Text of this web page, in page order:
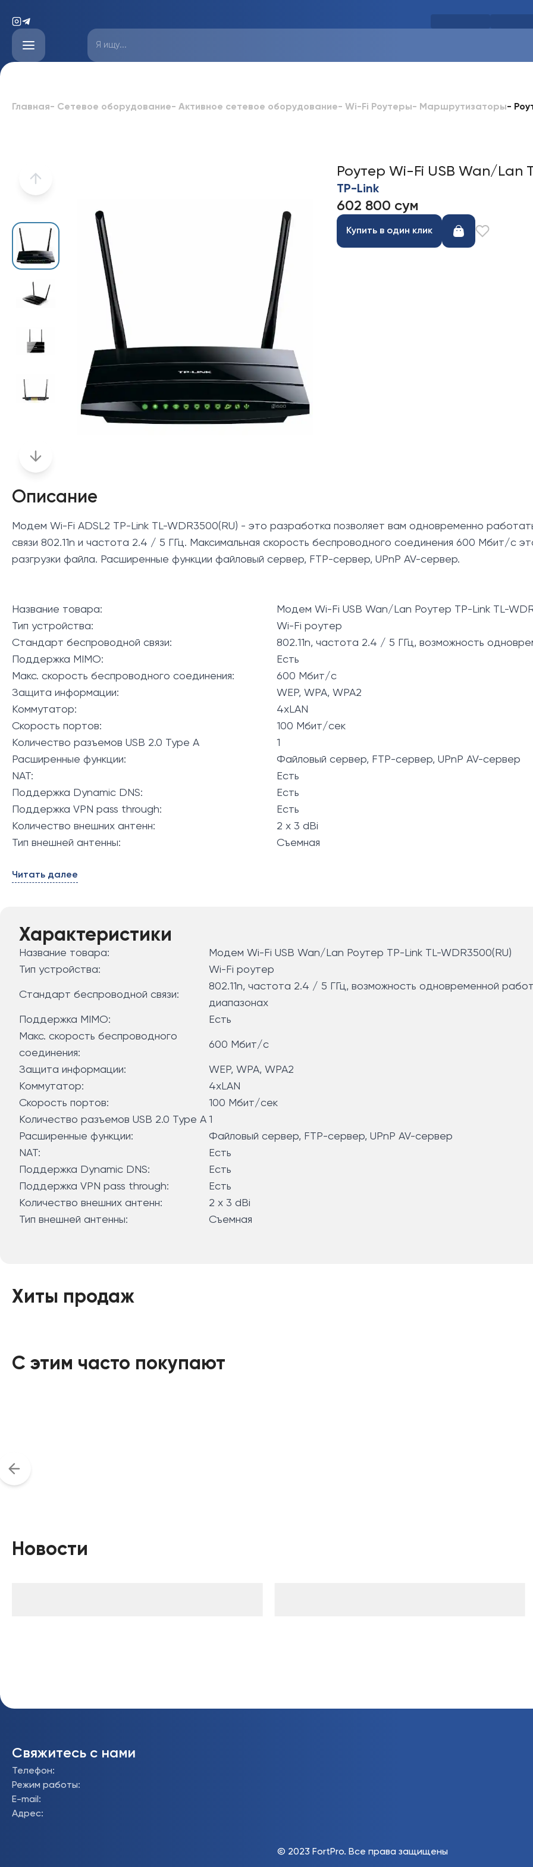
Главная- Сетевое оборудование- Активное сетевое оборудование- Wi-Fi Роутеры- Маршрутизаторы-
Роутер Wi-Fi USB Wan/Lan
TP-Link
602 800 сум
Купить в один клик
Описание
Модем Wi-Fi ADSL2 TP-Link TL-WDR3500(RU) - это разработка позволяет вам одновременно
связи 802.11n и частота 2.4 / 5 ГГц. Максимальная скорость беспроводного соединения 600 Мбит/с
разгрузки файла. Расширенные функции файловый сервер, FTP-сервер, UPnP AV-сервер.
Название товара:
Модем Wi-Fi USB Wan/Lan Роутер TP-Link TL-
Тип устройства:
Wi-Fi роутер
Стандарт беспроводной связи:
802.11n, частота 2.4 / 5 ГГц, возможность
Поддержка MIMO:
Есть
Макс. скорость беспроводного соединения:
600 Мбит/с
Защита информации:
WEP, WPA, WPA2
Коммутатор:
4xLAN
Скорость портов:
100 Мбит/сек
Количество разъемов USB 2.0 Type A
1
Расширенные функции:
Файловый сервер, FTP-сервер, UPnP AV-сервер
NAT:
Есть
Поддержка Dynamic DNS:
Есть
Поддержка VPN pass through:
Есть
Количество внешних антенн:
2 x 3 dBi
Тип внешней антенны:
Съемная
Читать далее
Характеристики
Название товара:
Модем Wi-Fi USB Wan/Lan Роутер TP-Link TL-WDR3500(RU)
Тип устройства:
Wi-Fi роутер
Стандарт беспроводной связи:
802.11n, частота 2.4 / 5 ГГц, возможность одновременной
диапазонах
Поддержка MIMO:
Есть
Макс. скорость беспроводного
соединения:
600 Мбит/с
Защита информации:
WEP, WPA, WPA2
Коммутатор:
4xLAN
Скорость портов:
100 Мбит/сек
Количество разъемов USB 2.0 Type A 1
Расширенные функции:
Файловый сервер, FTP-сервер, UPnP AV-сервер
NAT:
Есть
Поддержка Dynamic DNS:
Есть
Поддержка VPN pass through:
Есть
Количество внешних антенн:
2 x 3 dBi
Тип внешней антенны:
Съемная
Хиты продаж
С этим часто покупают
Новости
Свяжитесь с нами
Телефон:
Режим работы:
E-mail :
Адрес:
© 2023 FortPro. Все права защищены